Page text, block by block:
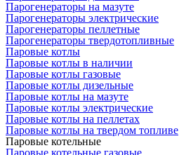
Парогенераторы на мазуте
Парогенераторы электрические
Парогенераторы пеллетные
Парогенераторы твердотопливные
Паровые котлы
Паровые котлы в наличии
Паровые котлы газовые
Паровые котлы дизельные
Паровые котлы на мазуте
Паровые котлы электрические
Паровые котлы на пеллетах
Паровые котлы на твердом топливе
Паровые котельные
Паровые котельные газовые